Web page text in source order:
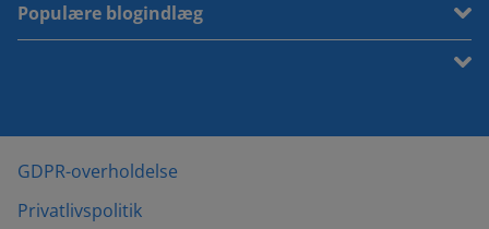
Populære blogindlæg
GDPR-overholdelse
Privatlivspolitik